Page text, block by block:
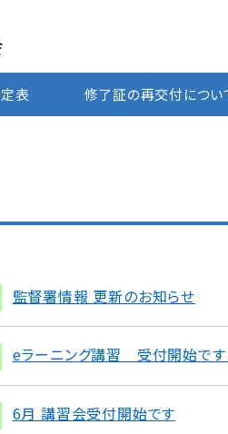
表 修了証の再交付につい
監督署情報 更新のお知らせ
eラーニング講習 受付開始です
6月 講習会受付開始です